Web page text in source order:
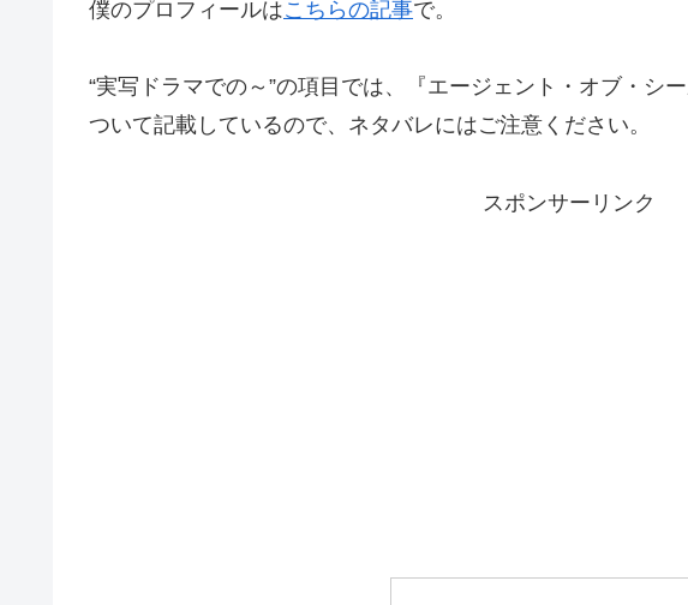
僕のプロフィールはこちらの記事で。
“実写ドラマでの～”の項目では、『エージェント・オブ・シ
ついて記載しているので、ネタバレにはご注意ください。
スポンサーリンク